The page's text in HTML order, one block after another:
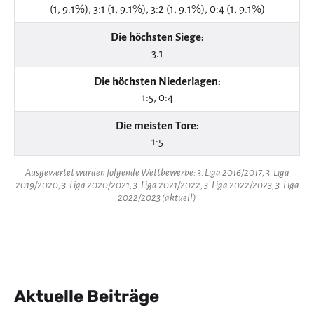
(1, 9.1%), 3:1 (1, 9.1%), 3:2 (1, 9.1%), 0:4 (1, 9.1%)
Die höchsten Siege:
3:1
Die höchsten Niederlagen:
1:5, 0:4
Die meisten Tore:
1:5
Ausgewertet wurden folgende Wettbewerbe: 3. Liga 2016/2017, 3. Liga
2019/2020, 3. Liga 2020/2021, 3. Liga 2021/2022, 3. Liga 2022/2023, 3. Liga
2022/2023 (aktuell)
Aktuelle Beiträge